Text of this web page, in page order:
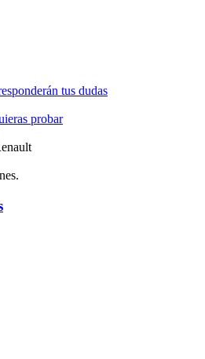
tus dudas
probar